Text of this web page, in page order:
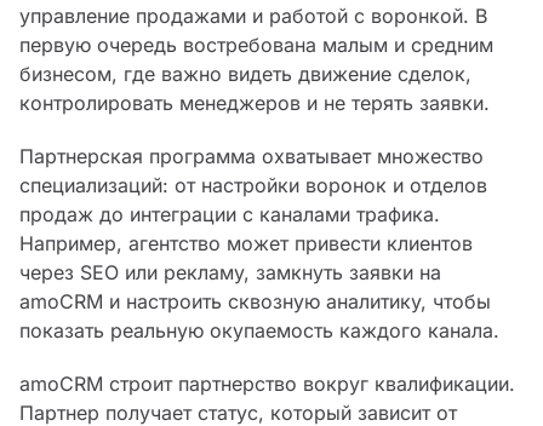
управление продажами и работой с воронкой. В
первую очередь востребована малым и средним
бизнесом, где важно видеть движение сделок,
контролировать менеджеров и не терять заявки.
Партнерская программа охватывает множество
специализаций: от настройки воронок и отделов
продаж до интеграции с каналами трафика.
Например, агентство может привести клиентов
через SEO или рекламу, замкнуть заявки на
amoCRM и настроить сквозную аналитику, чтобы
показать реальную окупаемость каждого канала.
amoCRM строит партнерство вокруг квалификации.
Партнер получает статус, который зависит от